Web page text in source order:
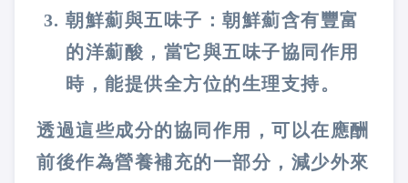
朝鮮薊與五味子 ： 朝鮮薊含有豐富
的洋薊酸，當它與五味子協同作用
時，能提供全方位的生理支持。
透過這些成分的協同作用，可以在應酬
前後作為營養補充的一部分，減少外來